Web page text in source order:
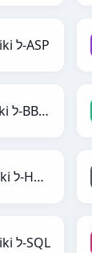
MediaWiki ל-ASP
MediaWiki ל-BBCode
MediaWiki ל-HTML
MediaWiki ל-SQL